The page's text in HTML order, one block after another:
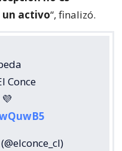
un activo“, finalizó.
Conce
💜